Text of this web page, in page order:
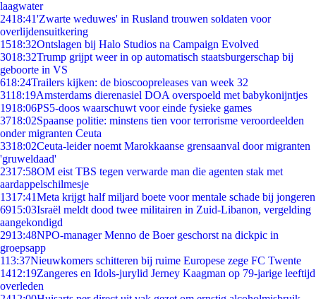
laagwater
2418:41'Zwarte weduwes' in Rusland trouwen soldaten voor
overlijdensuitkering
1518:32Ontslagen bij Halo Studios na Campaign Evolved
3018:32Trump grijpt weer in op automatisch staatsburgerschap bij
geboorte in VS
618:24Trailers kijken: de bioscoopreleases van week 32
3118:19Amsterdams dierenasiel DOA overspoeld met babykonijntjes
1918:06PS5-doos waarschuwt voor einde fysieke games
3718:02Spaanse politie: minstens tien voor terrorisme veroordeelden
onder migranten Ceuta
3318:02Ceuta-leider noemt Marokkaanse grensaanval door migranten
'gruweldaad'
2317:58OM eist TBS tegen verwarde man die agenten stak met
aardappelschilmesje
1317:41Meta krijgt half miljard boete voor mentale schade bij jongeren
6915:03Israël meldt dood twee militairen in Zuid-Libanon, vergelding
aangekondigd
2913:48NPO-manager Menno de Boer geschorst na dickpic in
groepsapp
113:37Nieuwkomers schitteren bij ruime Europese zege FC Twente
1412:19Zangeres en Idols-jurylid Jerney Kaagman op 79-jarige leeftijd
overleden